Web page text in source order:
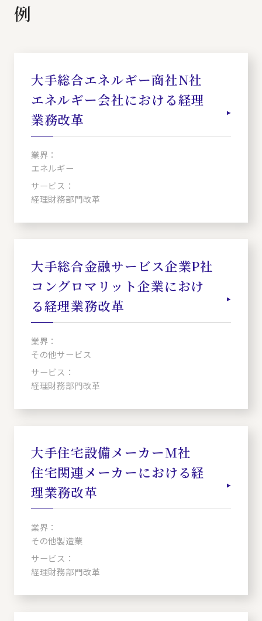
例
大手総合エネルギー商社N社
エネルギー会社における経理
業務改革
業界：
エネルギー
サービス：
経理財務部門改革
大手総合金融サービス企業P社
コングロマリット企業におけ
る経理業務改革
業界：
その他サービス
サービス：
経理財務部門改革
大手住宅設備メーカーM社
住宅関連メーカーにおける経
理業務改革
業界：
その他製造業
サービス：
経理財務部門改革